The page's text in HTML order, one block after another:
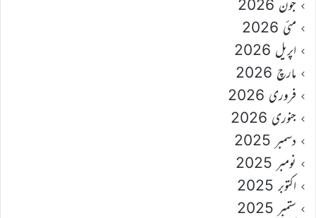
جون 2026
مئی 2026
اپریل 2026
مارچ 2026
فروری 2026
جنوری 2026
دسمبر 2025
نومبر 2025
اکتوبر 2025
ستمبر 2025